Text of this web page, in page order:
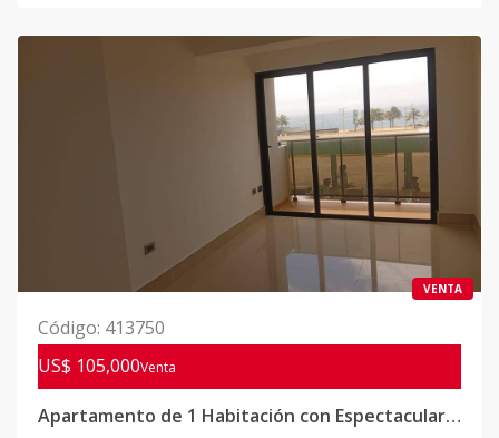
VENTA
Código: 413750
US$ 105,000Venta
Apartamento de 1 Habitación con Espectacular Vista al Mar